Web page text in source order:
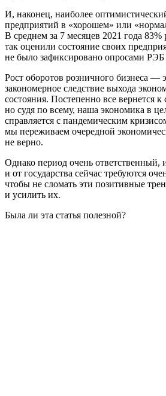
И, наконец, наиболее
предприятий в «хорошем» или
В среднем за 7 месяцев 2021 года
так оценили состояние своих
не было зафиксировано опросами РЭБ
Рост оборотов розничного бизнеса —
закономерное следствие выхода
состояния. Постепенно все вернется
но судя по всему, наша экономика в
справляется с пандемическим
мы переживаем очередной
не верно.
Однако период очень ответственный,
и от государства сейчас требуются
чтобы не сломать эти позитивные
и усилить их.
Была ли эта статья полезной?